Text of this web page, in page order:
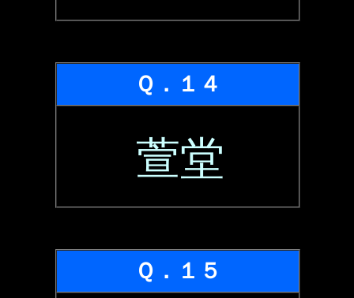
Ｑ．１４
萱堂
Ｑ．１５